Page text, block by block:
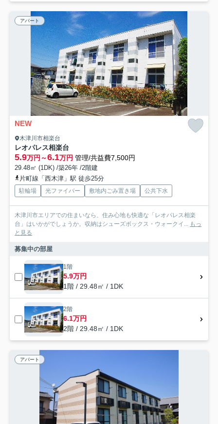
アパート
NEW
木津川市相楽台
レオパレス相楽台
5.9万円～6.1万円 管理/共益費7,500円
29.48㎡ (1DK) /築26年 /2階建
片町線「西木津」駅 徒歩25分
駐輪場 光ファイバー 敷地内ごみ置き場 公共下水
木津川市エリアでの住まいなら、住み心地も快適な「レオパレス相楽
台」はいかがでしょうか。収納はシューズボックス・ウォークイ... もっ
と見る
募集中の部屋
1階
5.9万円
1階 / 29.48㎡ / 1DK
2階
6.1万円
2階 / 29.48㎡ / 1DK
アパート